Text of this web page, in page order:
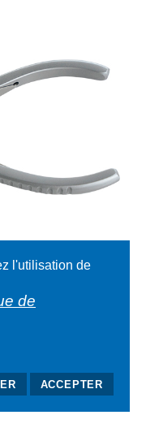
gouttières
l'utilisation de
de
ACCEPTER